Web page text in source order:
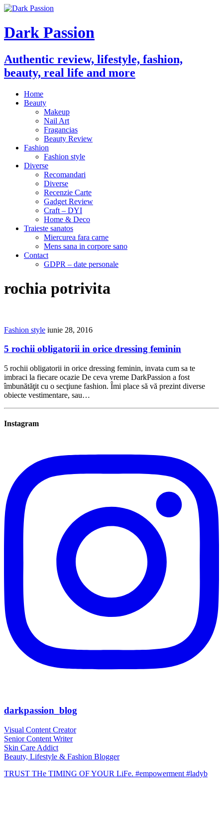
Dark Passion
Authentic review, lifestyle, fashion,
beauty, real life and more
Home
Beauty
Makeup
Nail Art
Fragancias
Beauty Review
Fashion
Fashion style
Diverse
Recomandari
Diverse
Recenzie Carte
Gadget Review
Craft – DYI
Home & Deco
Traieste sanatos
Miercurea fara carne
Mens sana in corpore sano
Contact
GDPR – date personale
rochia potrivita
Fashion style iunie 28, 2016
5 rochii obligatorii in orice dressing feminin
5 rochii obligatorii in orice dressing feminin, invata cum sa te
imbraci la fiecare ocazie De ceva vreme DarkPassion a fost
îmbunătăţit cu o secţiune fashion. Îmi place să vă prezint diverse
obiecte vestimentare, sau…
Instagram
darkpassion_blog
Visual Content Creator
Senior Content Writer
Skin Care Addict
Beauty, Lifestyle & Fashion Blogger
TRUST THe TIMING OF YOUR LiFe. #empowerment #ladyb